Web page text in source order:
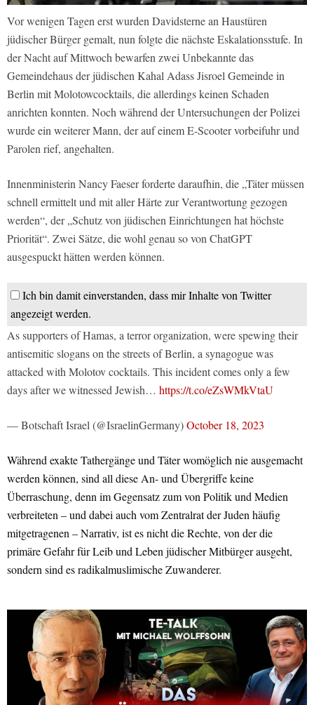
Vor wenigen Tagen erst wurden Davidsterne an Haustüren
jüdischer Bürger gemalt, nun folgte die nächste Eskalationsstufe. In
der Nacht auf Mittwoch bewarfen zwei Unbekannte das
Gemeindehaus der jüdischen Kahal Adass Jisroel Gemeinde in
Berlin mit Molotowcocktails, die allerdings keinen Schaden
anrichten konnten. Noch während der Untersuchungen der Polizei
wurde ein weiterer Mann, der auf einem E-Scooter vorbeifuhr und
Parolen rief, angehalten.
Innenministerin Nancy Faeser forderte daraufhin, die „Täter müssen
schnell ermittelt und mit aller Härte zur Verantwortung gezogen
werden“, der „Schutz von jüdischen Einrichtungen hat höchste
Priorität“. Zwei Sätze, die wohl genau so von ChatGPT
ausgespuckt hätten werden können.
Ich bin damit einverstanden, dass mir Inhalte von Twitter
angezeigt werden.
As supporters of Hamas, a terror organization, were spewing their
antisemitic slogans on the streets of Berlin, a synagogue was
attacked with Molotov cocktails. This incident comes only a few
days after we witnessed Jewish… https://t.co/eZsWMkVtaU
— Botschaft Israel (@IsraelinGermany)October 18, 2023
Während exakte Tathergänge und Täter womöglich nie ausgemacht
werden können, sind all diese An- und Übergriffe keine
Überraschung, denn im Gegensatz zum von Politik und Medien
verbreiteten – und dabei auch vom Zentralrat der Juden häufig
mitgetragenen – Narrativ, ist es nicht die Rechte, von der die
primäre Gefahr für Leib und Leben jüdischer Mitbürger ausgeht,
sondern sind es radikalmuslimische Zuwanderer.